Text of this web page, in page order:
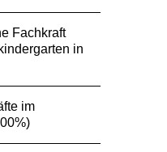
Fachkraft
in
im